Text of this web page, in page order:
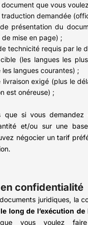
que vous
demandée
présentation du
mise en page) ;
technicité requis par le
(les langues les
langues courantes) ;
livraison exigé (plus le
est onéreuse) ;
que si vous
et/ou sur une
négocier un tarif
confidentialité
juridiques, la
long de l’exécution de
vous voulez